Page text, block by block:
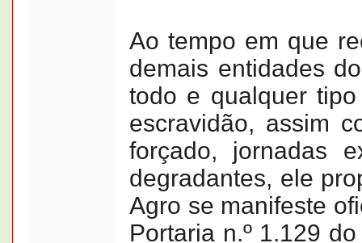
Ao tempo em que
demais entidades
todo e qualquer
escravidão, assim
forçado, jornadas
degradantes, ele
Agro se manifeste
Portaria n.º 1.129